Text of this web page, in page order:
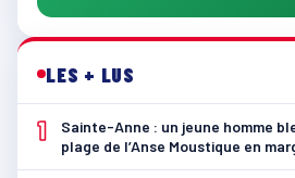
LES + LUS
1
Sainte-Anne : un jeune homme
plage de l’Anse Moustique en